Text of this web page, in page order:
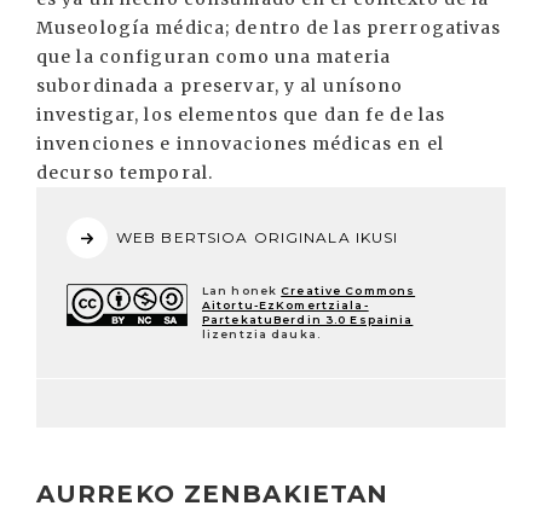
Museología médica; dentro de las prerrogativas
que la configuran como una materia
subordinada a preservar, y al unísono
investigar, los elementos que dan fe de las
invenciones e innovaciones médicas en el
decurso temporal.
WEB BERTSIOA ORIGINALA IKUSI
Lan honek Creative Commons
Aitortu-EzKomertziala-
PartekatuBerdin 3.0 Espainia
lizentzia dauka.
AURREKO ZENBAKIETAN